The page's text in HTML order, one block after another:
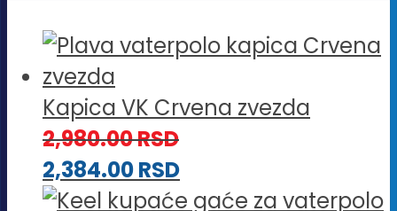
Kapica VK Crvena zvezda
2,980.00RSD
2,384.00RSD